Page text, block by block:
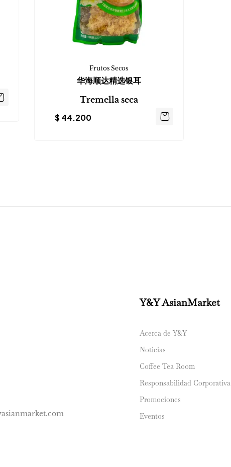
Frutos Secos
华海顺达精选银耳
Tremella seca
$44.200
Y&Y AsianMarket
Acerca de Y&Y
Noticias
Coffee Tea Room
Responsabilidad Corporativa
Promociones
Eventos